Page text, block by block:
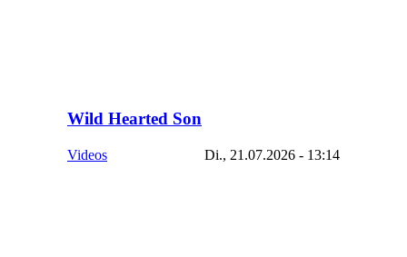
Wild Hearted Son
Videos Di., 21.07.2026 - 13:14